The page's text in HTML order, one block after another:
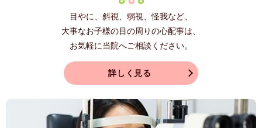
目やに、 斜視、弱視、怪我など、
大事なお子様の目の周りの心配事は、
お気軽に当院へご相談ください。
詳しく見る